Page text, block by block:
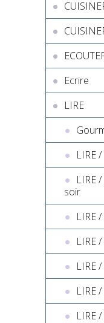
Ecrire
LIRE
LIRE
LIRE
soir
LIRE
LIRE
LIRE
LIRE
LIRE